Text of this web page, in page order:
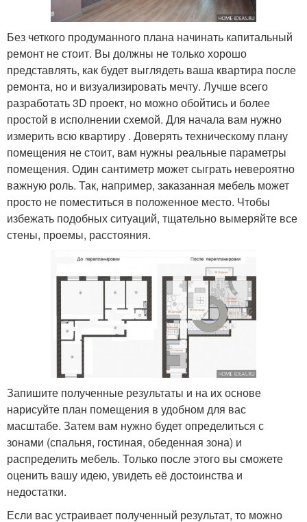
Без четкого продуманного плана начинать капитальный
ремонт не стоит. Вы должны не только хорошо
представлять, как будет выглядеть ваша квартира после
ремонта, но и визуализировать мечту. Лучше всего
разработать 3D проект, но можно обойтись и более
простой в исполнении схемой. Для начала вам нужно
измерить всю квартиру . Доверять техническому плану
помещения не стоит, вам нужны реальные параметры
помещения. Один сантиметр может сыграть невероятно
важную роль. Так, например, заказанная мебель может
просто не поместиться в положенное место. Чтобы
избежать подобных ситуаций, тщательно вымеряйте все
стены, проемы, расстояния.
Запишите полученные результаты и на их основе
нарисуйте план помещения в удобном для вас
масштабе. Затем вам нужно будет определиться с
зонами (спальня, гостиная, обеденная зона) и
распределить мебель. Только после этого вы сможете
оценить вашу идею, увидеть её достоинства и
недостатки.
Если вас устраивает полученный результат, то можно